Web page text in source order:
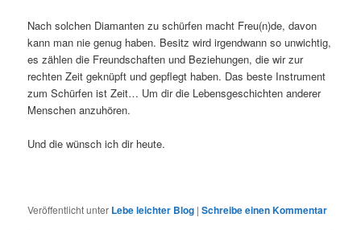
Nach solchen Diamanten zu schürfen macht Freu(n)de, davon
kann man nie genug haben. Besitz wird irgendwann so unwichtig,
es zählen die Freundschaften und Beziehungen, die wir zur
rechten Zeit geknüpft und gepflegt haben. Das beste Instrument
zum Schürfen ist Zeit… Um dir die Lebensgeschichten anderer
Menschen anzuhören.
Und die wünsch ich dir heute.
Veröffentlicht unter Lebe leichter Blog |Schreibe einen Kommentar